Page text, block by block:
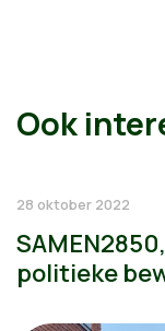
Ook
28 oktober 2022
politieke